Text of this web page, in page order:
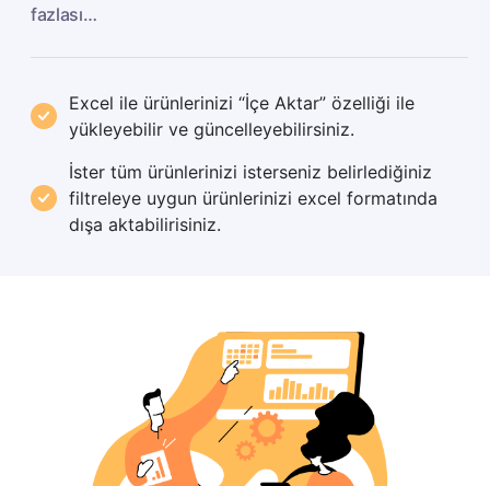
fazlası…
Excel ile ürünlerinizi “İçe Aktar” özelliği ile
yükleyebilir ve güncelleyebilirsiniz.
İster tüm ürünlerinizi isterseniz belirlediğiniz
filtreleye uygun ürünlerinizi excel formatında
dışa aktabilirisiniz.